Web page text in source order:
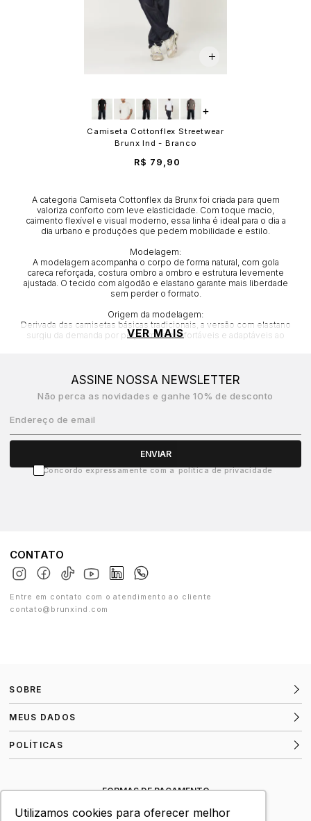
Utilizamos cookies para oferecer melhor
Camiseta Cottonflex Streetwear
Brunx Ind - Branco
R$ 79,90
+
A categoria Camiseta Cottonflex da Brunx foi criada para quem
valoriza conforto com leve elasticidade. Com toque macio,
caimento flexível e visual moderno, essa linha é ideal para o dia a
dia urbano e produções que pedem mobilidade e estilo.
Modelagem:
A modelagem acompanha o corpo de forma natural, com gola
careca reforçada, costura ombro a ombro e estrutura levemente
ajustada. O tecido com algodão e elastano garante mais liberdade
sem perder o formato.
Origem da modelagem:
Derivada das camisetas básicas tradicionais, a versão com elastano
surgiu da demanda por peças mais confortáveis e adaptáveis ao
Como surgiu essa modelagem:
Com a evolução dos tecidos tecnológicos e a busca por
funcionalidade no vestir, surgiram peças que unem o visual clássico
camiseta versátil, urbana e com acabamento premium.
VER MAIS
ASSINE NOSSA NEWSLETTER
Não perca as novidades e ganhe 10% de desconto
Endereço de email
ENVIAR
Concordo expressamente com a política de privacidade
CONTATO
Entre em contato com o atendimento ao cliente
contato@brunxind.com
SOBRE
MEUS DADOS
POLÍTICAS
FORMAS DE PAGAMENTO